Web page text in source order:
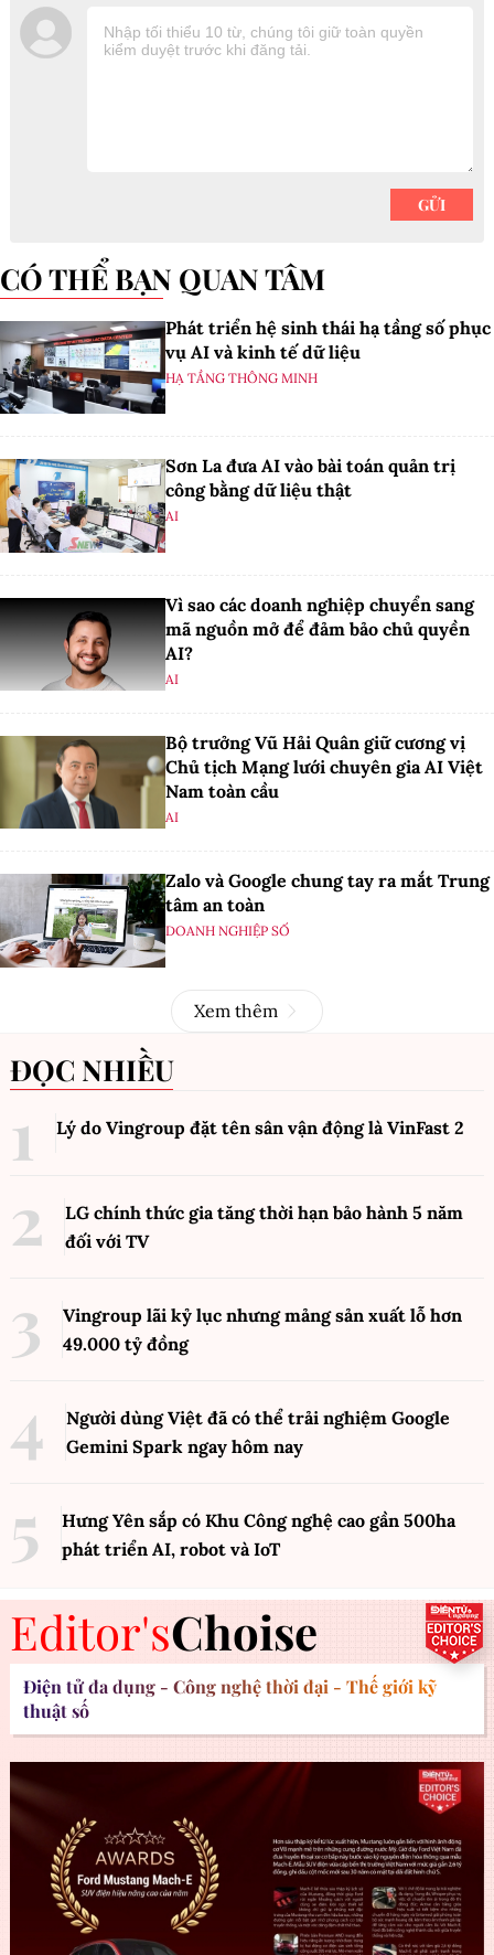
CÓ THỂ BẠN QUAN TÂM
Phát triển hệ sinh thái hạ tầng số phục
vụ AI và kinh tế dữ liệu
HẠ TẦNG THÔNG MINH
Sơn La đưa AI vào bài toán quản trị
công bằng dữ liệu thật
AI
Vì sao các doanh nghiệp chuyển sang
mã nguồn mở để đảm bảo chủ quyền
AI?
AI
Bộ trưởng Vũ Hải Quân giữ cương vị
Chủ tịch Mạng lưới chuyên gia AI Việt
Nam toàn cầu
AI
Zalo và Google chung tay ra mắt Trung
tâm an toàn
DOANH NGHIỆP SỐ
Xem thêm
ĐỌC NHIỀU
Lý do Vingroup đặt tên sân vận động là VinFast 2
LG chính thức gia tăng thời hạn bảo hành 5 năm
đối với TV
Vingroup lãi kỷ lục nhưng mảng sản xuất lỗ hơn
49.000 tỷ đồng
Người dùng Việt đã có thể trải nghiệm Google
Gemini Spark ngay hôm nay
Hưng Yên sắp có Khu Công nghệ cao gần 500ha
phát triển AI, robot và IoT
Editor'sChoise
Điện tử đa dụng - Công nghệ thời đại - Thế giới kỹ
thuật số